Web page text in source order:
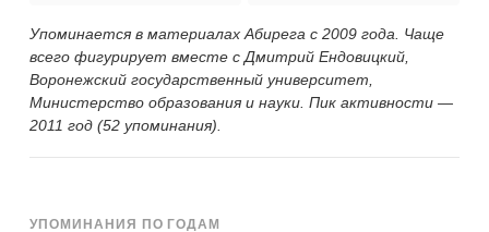
Упоминается в материалах Абирега с 2009 года. Чаще
всего фигурирует вместе с Дмитрий Ендовицкий,
Воронежский государственный университет,
Министерство образования и науки. Пик активности —
2011 год (52 упоминания).
УПОМИНАНИЯ ПО ГОДАМ